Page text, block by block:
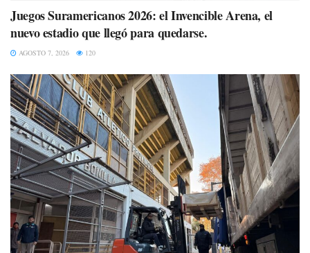
Juegos Suramericanos 2026: el Invencible Arena, el
nuevo estadio que llegó para quedarse.
AGOSTO 7, 2026 120